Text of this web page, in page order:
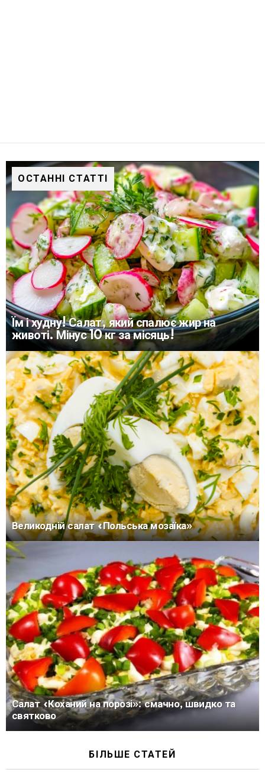
ОСТАННІ СТАТТІ
Їм і худну! Салат, який спалює жир на
животі. Мінус 10 кг за місяць!
Великодній салат «Польська мозаїка»
Салат «Коханий на порозі»: смачно, швидко та
святково
БІЛЬШЕ СТАТЕЙ